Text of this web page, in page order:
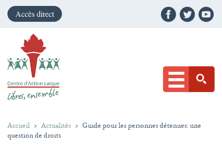
Accès direct
Accueil > Actualités > Guide pour les personnes détenues: une
question de droits